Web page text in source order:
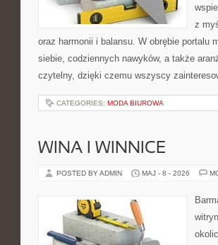
z
oraz harmonii i balansu. W obrębie portalu
siebie, codziennych nawyków, a także
czytelny, dzięki czemu wszyscy
CATEGORIES: MODA BIUROWA
WINA I WINNICE
POSTED BY ADMIN MAJ - 8 - 2026